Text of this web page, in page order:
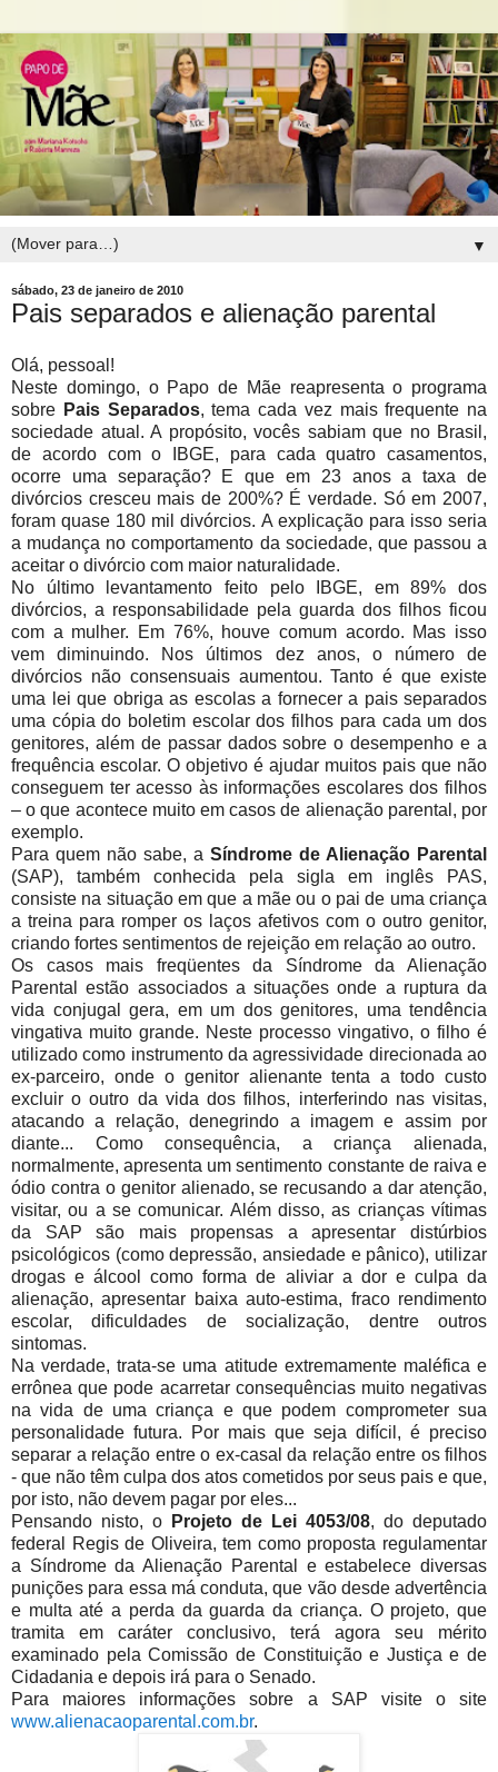
▼
sábado, 23 de janeiro de 2010
Pais separados e alienação parental
Olá, pessoal!
Neste domingo, o Papo de Mãe reapresenta o programa
sobre Pais Separados, tema cada vez mais frequente na
sociedade atual. A propósito, vocês sabiam que no Brasil,
de acordo com o IBGE, para cada quatro casamentos,
ocorre uma separação? E que em 23 anos a taxa de
divórcios cresceu mais de 200%? É verdade. Só em 2007,
foram quase 180 mil divórcios. A explicação para isso seria
a mudança no comportamento da sociedade, que passou a
aceitar o divórcio com maior naturalidade.
No último levantamento feito pelo IBGE, em 89% dos
divórcios, a responsabilidade pela guarda dos filhos ficou
com a mulher. Em 76%, houve comum acordo. Mas isso
vem diminuindo. Nos últimos dez anos, o número de
divórcios não consensuais aumentou. Tanto é que existe
uma lei que obriga as escolas a fornecer a pais separados
uma cópia do boletim escolar dos filhos para cada um dos
genitores, além de passar dados sobre o desempenho e a
frequência escolar. O objetivo é ajudar muitos pais que não
conseguem ter acesso às informações escolares dos filhos
– o que acontece muito em casos de alienação parental, por
exemplo.
Para quem não sabe, a Síndrome de Alienação Parental
(SAP), também conhecida pela sigla em inglês PAS,
consiste na situação em que a mãe ou o pai de uma criança
a treina para romper os laços afetivos com o outro genitor,
criando fortes sentimentos de rejeição em relação ao outro.
Os casos mais freqüentes da Síndrome da Alienação
Parental estão associados a situações onde a ruptura da
vida conjugal gera, em um dos genitores, uma tendência
vingativa muito grande. Neste processo vingativo, o filho é
utilizado como instrumento da agressividade direcionada ao
ex-parceiro, onde o genitor alienante tenta a todo custo
excluir o outro da vida dos filhos, interferindo nas visitas,
atacando a relação, denegrindo a imagem e assim por
diante... Como consequência, a criança alienada,
normalmente, apresenta um sentimento constante de raiva e
ódio contra o genitor alienado, se recusando a dar atenção,
visitar, ou a se comunicar. Além disso, as crianças vítimas
da SAP são mais propensas a apresentar distúrbios
psicológicos (como depressão, ansiedade e pânico), utilizar
drogas e álcool como forma de aliviar a dor e culpa da
alienação, apresentar baixa auto-estima, fraco rendimento
escolar, dificuldades de socialização, dentre outros
sintomas.
Na verdade, trata-se uma atitude extremamente maléfica e
errônea que pode acarretar consequências muito negativas
na vida de uma criança e que podem comprometer sua
personalidade futura. Por mais que seja difícil, é preciso
separar a relação entre o ex-casal da relação entre os filhos
- que não têm culpa dos atos cometidos por seus pais e que,
por isto, não devem pagar por eles...
Pensando nisto, o
Projeto de Lei 4053/08, do deputado
federal Regis de Oliveira, tem como proposta regulamentar
a Síndrome da Alienação Parental e estabelece diversas
punições para essa má conduta, que vão desde advertência
e multa até a perda da guarda da criança. O projeto, que
tramita em caráter conclusivo, terá agora seu mérito
examinado pela Comissão de Constituição e Justiça e de
Cidadania e depois irá para o Senado.
Para maiores informações sobre a SAP visite o site
www.alienacaoparental.com.br.